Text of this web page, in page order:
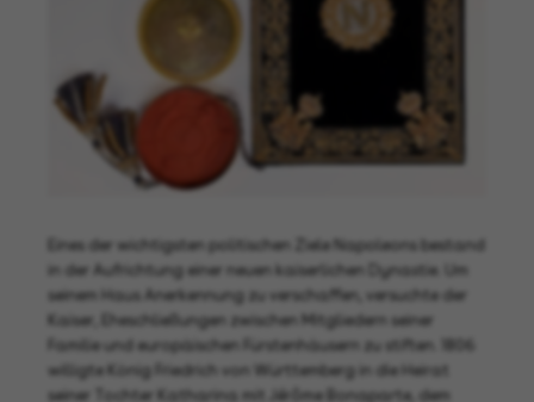
Eines der wichtigsten politischen Ziele Napoleons bestand
in der Aufrichtung einer neuen kaiserlichen Dynastie. Um
seinem Haus Anerkennung zu verschaffen, versuchte der
Kaiser, Eheschließungen zwischen Mitgliedern seiner
Familie und europäischen Fürstenhäusern zu stiften. 1806
willigte König Friedrich von Württemberg in die Heirat
seiner Tochter Katharina mit Jérôme Bonaparte, dem